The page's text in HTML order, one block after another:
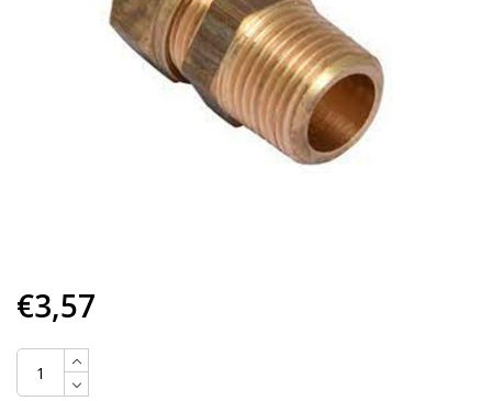
€3,57